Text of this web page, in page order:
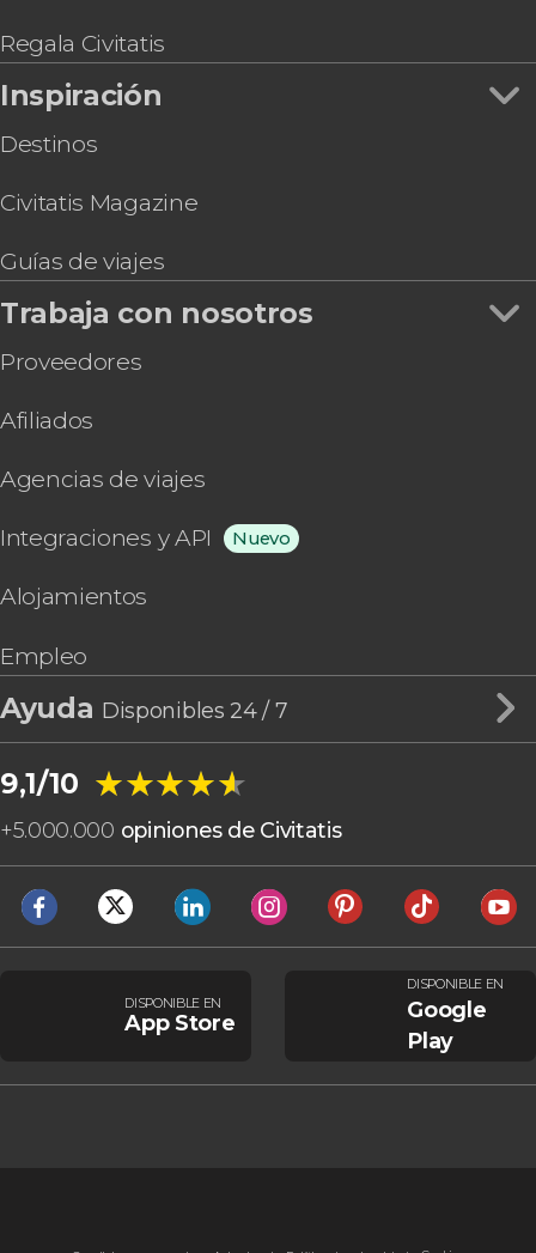
Regala Civitatis
Inspiración
Destinos
Civitatis Magazine
Guías de viajes
Trabaja con nosotros
Proveedores
Afiliados
Agencias de viajes
Integraciones y API Nuevo
Alojamientos
Empleo
Ayuda Disponibles 24 / 7
9,1/10 ★★★★★
★★★★★
+5.000.000 opiniones de Civitatis
DISPONIBLE EN
App Store
DISPONIBLE EN
Google
Play